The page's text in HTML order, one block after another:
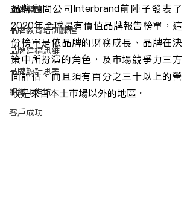
品牌顧問
品牌教育培訓課程
品牌建構思維
品牌設計思考
組織工作坊
客戶成功
品牌顧問公司Interbrand前陣子發表了
2020年全球最有價值品牌報告榜單，這
份榜單是依品牌的財務成長、品牌在決
策中所扮演的角色，及市場競爭力三方
面評估。而且須有百分之三十以上的營
收是來自本土市場以外的地區。